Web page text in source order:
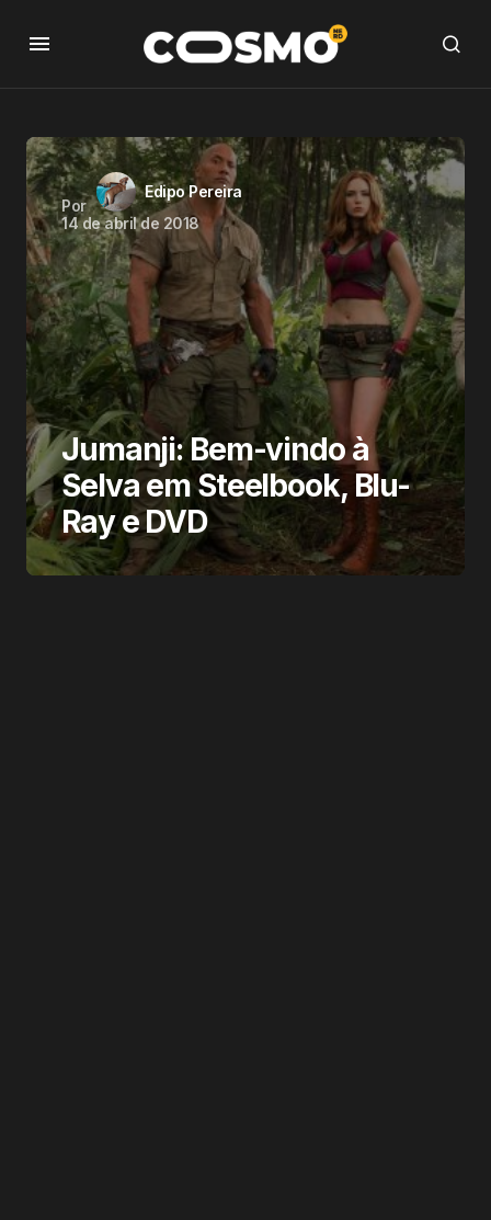
Por
Edipo Pereira
14 de abril de 2018
Jumanji: Bem-vindo à
Selva em Steelbook, Blu-
Ray e DVD